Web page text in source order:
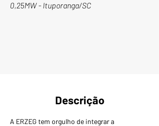
0,25MW - Ituporanga/SC
Descrição
A ERZEG tem orgulho de integrar a